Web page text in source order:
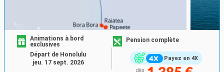
Payez en 4X
Animations à bord
exclusives
Pension complète
dès
Départ de Honolulu
jeu. 17 sept. 2026